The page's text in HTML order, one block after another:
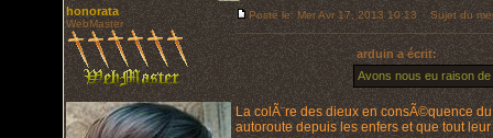
honorata
WebMaster
Posté le: Mer Avr 17, 2013 10:13 Sujet du
arduin a écrit:
Avons nous eu raison
La colÃ¨re des dieux en consÃ©quence
autoroute depuis les enfers et que tout